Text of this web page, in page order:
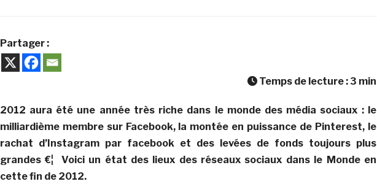
Partager :
Temps de lecture : 3 min
2012 aura été une année très riche dans le monde des média sociaux : le
milliardième membre sur Facebook, la montée en puissance de Pinterest, le
rachat d’Instagram par facebook et des levées de fonds toujours plus
grandes €¦ Voici un état des lieux des réseaux sociaux dans le Monde en
cette fin de 2012.